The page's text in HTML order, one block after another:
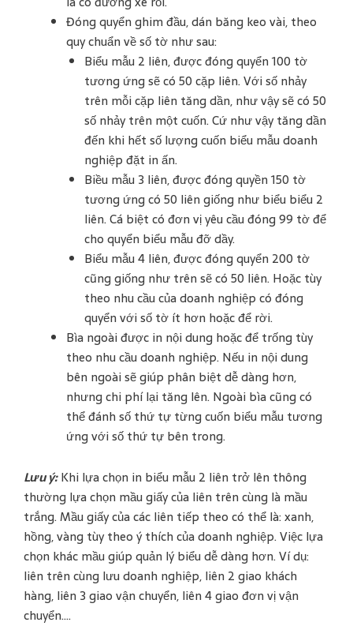
Đóng quyển ghim đầu, dán băng keo vài, theo
quy chuẩn về số tờ như sau:
Biểu mẫu 2 liên, được đóng quyển 100 tờ
tương ứng sẽ có 50 cặp liên. Với số nhảy
trên mỗi cặp liên tăng dần, như vậy sẽ có 50
số nhảy trên một cuốn. Cứ như vậy tăng dần
đến khi hết số lượng cuốn biểu mẫu doanh
nghiệp đặt in ấn.
Biều mẫu 3 liên, được đóng quyền 150 tờ
tương ứng có 50 liên giống như biểu biểu 2
liên. Cá biệt có đơn vị yêu cầu đóng 99 tờ để
cho quyển biểu mẫu đỡ dầy.
Biểu mẫu 4 liên, được đóng quyển 200 tờ
cũng giống như trên sẽ có 50 liên. Hoặc tùy
theo nhu cầu của doanh nghiệp có đóng
quyển với số tờ ít hơn hoặc để rời.
Bìa ngoài được in nội dung hoặc để trống tùy
theo nhu cầu doanh nghiệp. Nếu in nội dung
bên ngoài sẽ giúp phân biệt dễ dàng hơn,
nhưng chi phí lại tăng lên. Ngoài bìa cũng có
thể đánh số thứ tự từng cuốn biểu mẫu tương
ứng với số thứ tự bên trong.
Lưu ý:Khi lựa chọn in biểu mẫu 2 liên trở lên thông
thường lựa chọn mầu giấy của liên trên cùng là mầu
trắng. Mầu giấy của các liên tiếp theo có thể là: xanh,
hồng, vàng tùy theo ý thích của doanh nghiệp. Việc lựa
chọn khác mầu giúp quản lý biểu dễ dàng hơn. Ví dụ:
liên trên cùng lưu doanh nghiệp, liên 2 giao khách
hàng, liên 3 giao vận chuyển, liên 4 giao đơn vị vận
chuyển….